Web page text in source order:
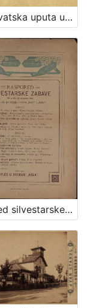
Prva hrvatska uputa u glasoviranje : za djecu i odrasle samouke / sastavio Fr. Š. Kuhač
Raspored silvestarske zabave što ju dne 31. prosinca 1903. zajednički priredjuju društva "Kolo" i "Sokol"